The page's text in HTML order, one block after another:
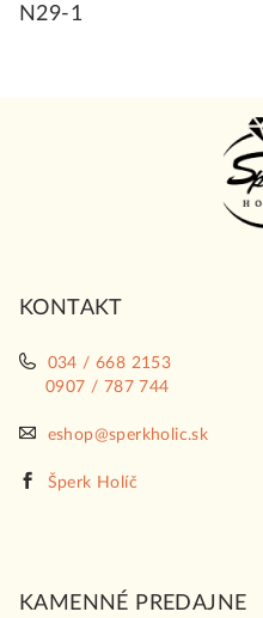
N29-1
KONTAKT
034 / 668 2153
0907 / 787 744
eshop@sperkholic.sk
Šperk Holíč
KAMENNÉ PREDAJNE